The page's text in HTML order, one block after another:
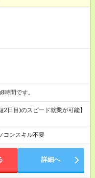
働8時間です。
日目)のスピード就業が可能】
コンスキル不要
詳細へ